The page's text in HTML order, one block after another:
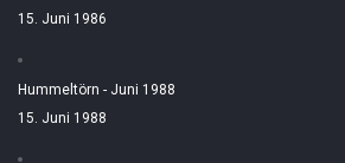
15. Juni 1986
Hummeltörn - Juni 1988
15. Juni 1988